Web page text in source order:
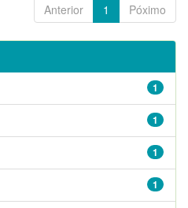
Anterior 1 Póximo
1
1
1
1